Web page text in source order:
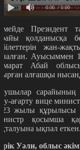
0:00 / 0:00
Президент
қолданысқа
жан-
Ауысыммен
Абай
алғашқы
сарайының
ағарту вице
жылы құрылысы
қосымша
ықпал еткен.
Уәли, облыс